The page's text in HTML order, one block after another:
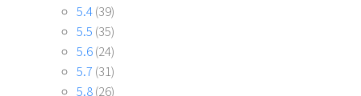
5.4(39)
5.5 (35)
5.6(24)
5.7 (31)
5.8(26)